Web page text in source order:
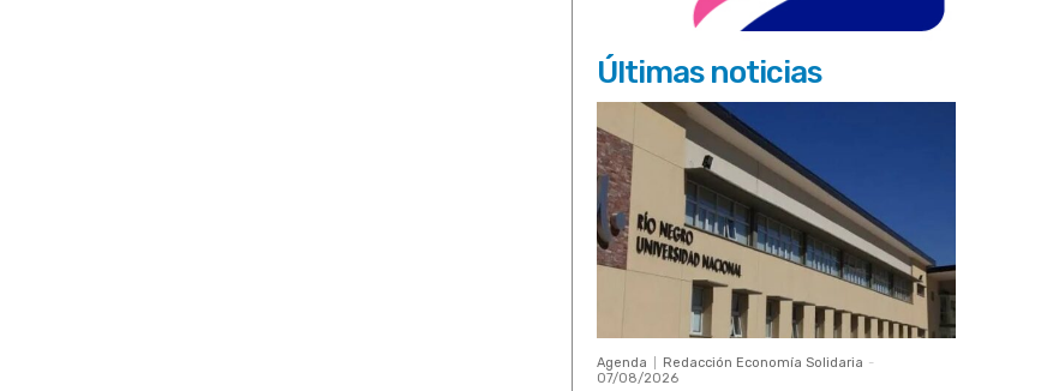
Últimas noticias
Agenda Redacción Economía Solidaria -
07/08/2026